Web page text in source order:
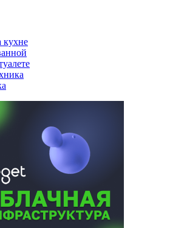
кухне